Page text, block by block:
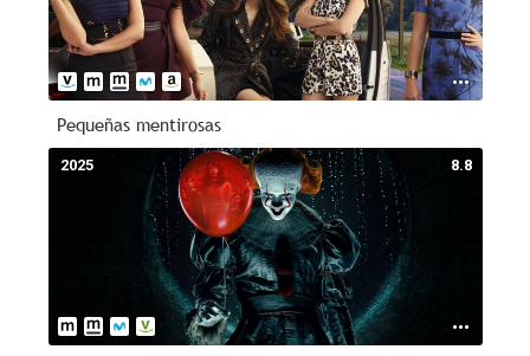
Pequeñas mentirosas
8.8
2025